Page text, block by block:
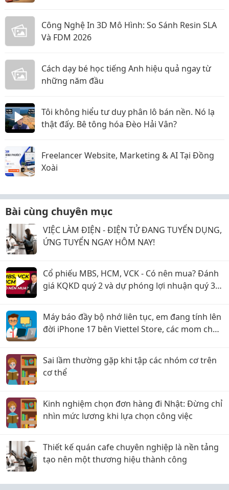
Công Nghệ In 3D Mô Hình: So Sánh Resin SLA
Và FDM 2026
Cách dạy bé học tiếng Anh hiệu quả ngay từ
những năm đầu
Tôi không hiểu tư duy phân lô bán nền. Nó lạ
thật đấy. Bê tông hóa Đèo Hải Vân?
Freelancer Website, Marketing & AI Tại Đồng
Xoài
Bài cùng chuyên mục
VIỆC LÀM ĐIỆN - ĐIỆN TỬ ĐANG TUYỂN DỤNG,
ỨNG TUYỂN NGAY HÔM NAY!
Cổ phiếu MBS, HCM, VCK - Có nên mua? Đánh
giá KQKD quý 2 và dự phóng lợi nhuận quý 3
Máy báo đầy bộ nhớ liên tục, em đang tính lên
đời iPhone 17 bên Viettel Store, các mom cho
Sai lầm thường gặp khi tập các nhóm cơ trên
cơ thể
Kinh nghiệm chọn đơn hàng đi Nhật: Đừng chỉ
nhìn mức lương khi lựa chọn công việc
Thiết kế quán cafe chuyên nghiệp là nền tảng
tạo nên một thương hiệu thành công